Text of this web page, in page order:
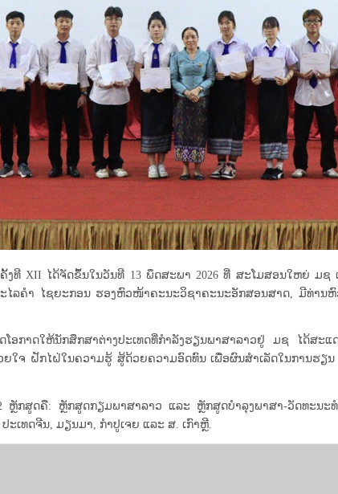
ງທີ XII ໄດ້ຈັດຂຶ້ນໃນວັນທີ 13 ພຶດສະພາ 2026 ທີ່ ສະໂມສອນໃຫຍ່ ມ
ໄລຄຳ ໄຊຍະກອນ ຮອງຫົວໜ້າຄະນະວິຊາຄະນະອັກສອນສາດ, ມີທ່ານ
ດໂອກາດໃຫ້ນັກສຶກສາຕ່າງປະເທດທີ່ກຳລັງຮຽນພາສາລາວຢູ່ ມຊ ໄດ້ສ
ໃຈ ຝັກໄຝ່ໃນຄວາມຮູ້ ສູ້ດ້ວຍຄວາມອົດທົນ ເພື່ອຜົນສຳເລັດໃນການຮຽ
ຫຼັກສູດຄື: ຫຼັກສູດກຽມພາສາລາວ ແລະ ຫຼັກສູດບຳລຸງພາສາ-ວັດທະນ
ເທດຈີນ, ມຽນມາ, ກຳປູເຈຍ ແລະ ສ. ເກົາຫຼີ.